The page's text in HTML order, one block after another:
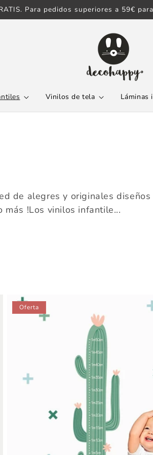
Para pedidos superiores a 59€
Vinilos de tela Láminas
de alegres y originales
más !Los vinilos infantile...
Oferta